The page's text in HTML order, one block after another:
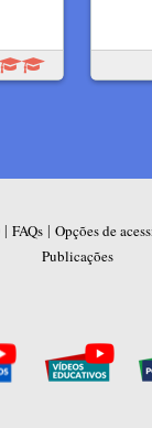
| FAQs| Opções de
Publicações